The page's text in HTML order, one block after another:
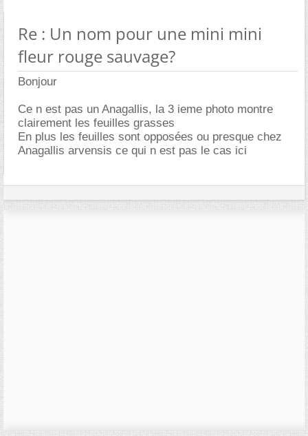
Re : Un nom pour une mini mini
fleur rouge sauvage?
Bonjour
Ce n est pas un Anagallis, la 3 ieme photo montre
clairement les feuilles grasses
En plus les feuilles sont opposées ou presque chez
Anagallis arvensis ce qui n est pas le cas ici